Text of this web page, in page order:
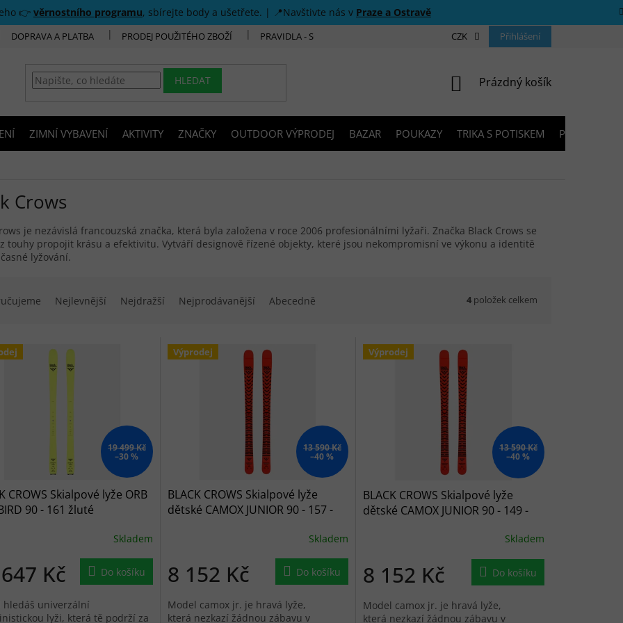
👉 věrnostního programu, sbírejte body a ušetřete. | 📍Navštivte nás v Praze a Ostravě
DOPRAVA A PLATBA PRODEJ POUŽITÉHO ZBOŽÍ PRAVIDLA - SOUTĚŽE PRODEJNY KONTAKTY
CZK Přihlášení
HLEDAT NÁKUPNÍ KOŠÍK
Prázdný košík
ZIMNÍ VYBAVENÍ AKTIVITY ZNAČKY OUTDOOR VÝPRODEJ BAZAR POUKAZY TRIKA S POTISKEM PŮJČOVNA
Crows
je nezávislá francouzská značka, která byla založena v roce 2006 profesionálními lyžaři. Značka Black Crows se
touhy propojit krásu a efektivitu. Vytváří designově řízené objekty, které jsou nekompromisní ve výkonu a identitě
lyžování.
Nejlevnější Nejdražší Nejprodávanější Abecedně 4 položek celkem
produktů
19 499 Kč
–30 %
CROWS Skialpové lyže ORB
90 - 161 žluté
Skladem
Kč Do košíku
hledáš univerzální
lyži, která tě podrží za
Výprodej
13 590 Kč
–40 %
BLACK CROWS Skialpové lyže
dětské CAMOX JUNIOR 90 - 157 -
Skladem
8 152 Kč Do košíku
Model camox jr. je hravá lyže,
která nezkazí žádnou zábavu v
Výprodej
13 590 Kč
–40 %
BLACK CROWS Skialpové lyže
dětské CAMOX JUNIOR 90 - 149 -
Skladem
8 152 Kč Do košíku
Model camox jr. je hravá lyže,
která nezkazí žádnou zábavu v